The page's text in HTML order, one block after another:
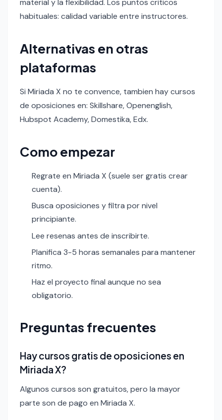
material y la flexibilidad. Los puntos criticos
habituales: calidad variable entre instructores.
Alternativas en otras
plataformas
Si Miriada X no te convence, tambien hay cursos
de oposiciones en: Skillshare, Openenglish,
Hubspot Academy, Domestika, Edx.
Como empezar
Regrate en Miriada X (suele ser gratis crear
cuenta).
Busca oposiciones y filtra por nivel
principiante.
Lee resenas antes de inscribirte.
Planifica 3-5 horas semanales para mantener
ritmo.
Haz el proyecto final aunque no sea
obligatorio.
Preguntas frecuentes
Hay cursos gratis de oposiciones en
Miriada X?
Algunos cursos son gratuitos, pero la mayor
parte son de pago en Miriada X.